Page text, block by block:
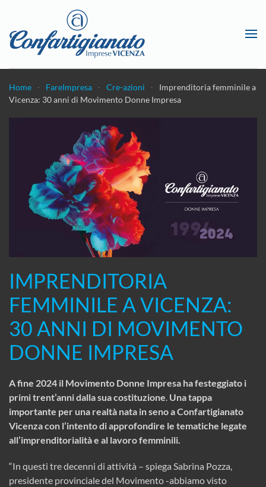
Passa al contenuto principale
Home FareImpresa Cre-azioni
Imprenditoria femminile a
Vicenza: 30 anni di Movimento Donne Impresa
IMPRENDITORIA
FEMMINILE A VICENZA:
30 ANNI DI MOVIMENTO
DONNE IMPRESA
A fine 2024 il Movimento Donne Impresa ha festeggiato i
primi trent’anni dalla sua costituzione. Una tappa
importante per una realtà nata in seno a Confartigianato
Vicenza con l’intento di approfondire le tematiche legate
all’imprenditorialità e al lavoro femminili.
“In questi tre decenni di attività – spiega Sabrina Pozza,
presidente provinciale del Movimento -abbiamo visto